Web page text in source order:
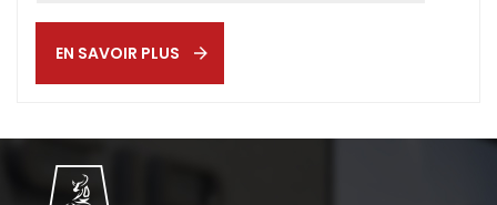
demande en v&eacu...
EN SAVOIR PLUS